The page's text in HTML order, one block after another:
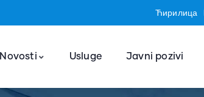
Ћирилица
Novosti Usluge Javni pozivi